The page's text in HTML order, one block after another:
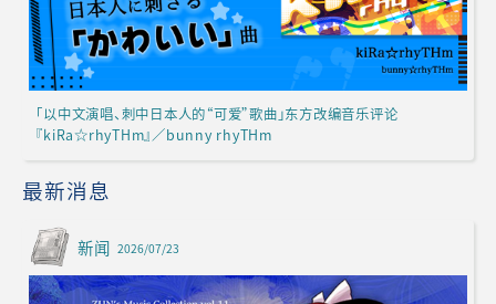
「以中文演唱、刺中日本人的“可爱”歌曲」东方改编音乐评论
『kiRa☆rhyTHm』／bunny rhyTHm
最新消息
新闻 2026/07/23